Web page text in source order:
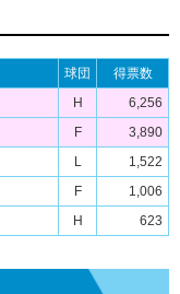
球団
得票数
H
6,256
F
3,890
L
1,522
F
1,006
H 623